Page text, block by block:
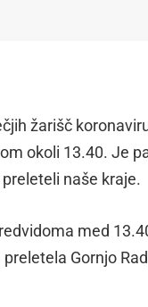
žarišč
okoli 13.40. Je
naše kraje.
med
Gornjo